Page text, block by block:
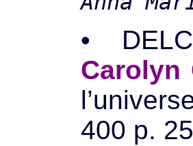
•
Carolyn
400 p.